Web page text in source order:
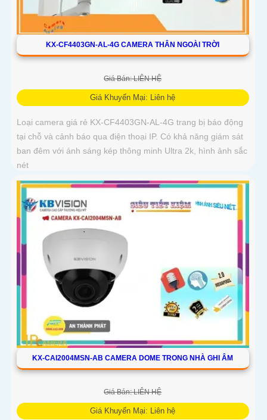
KX-CF4403GN-AL-4G CAMERA THÂN NGOÀI TRỜI
Giá Bán: LIÊN HỆ
Giá Khuyến Mại: Liên hệ
Loại camera giá rẻ KX-CF4403GN-AL-4G trang bị báo động
tại chỗ và cảnh báo qua điện thoại IP. Có khả năng giám sát
ban đêm với ánh sáng kép thông minh Ultra 2k, hình ảnh sắc
nét
KX-CAI2004MSN-AB CAMERA DOME TRONG NHÀ GHI ÂM
Giá Bán: LIÊN HỆ
Giá Khuyến Mại: Liên hệ